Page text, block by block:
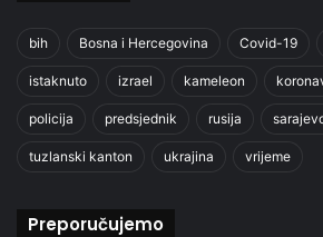
bih Bosna i Hercegovina Covid-19
istaknuto izrael kameleon
policija predsjednik rusija
tuzlanski kanton ukrajina vrijeme
Preporučujemo